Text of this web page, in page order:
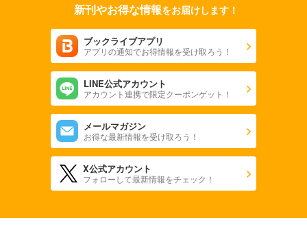
新刊やお得な情報をお届けします！
ブックライブアプリ
アプリの通知でお得情報を受け取ろう！
LINE公式アカウント
アカウント連携で限定クーポンゲット！
メールマガジン
お得な最新情報を受け取ろう！
X公式アカウント
フォローして最新情報をチェック！